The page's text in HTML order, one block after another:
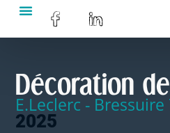
Décoration
E.Leclerc - Bressuire
2025